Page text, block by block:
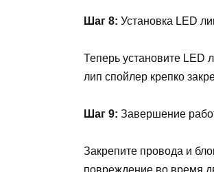
Шаг 8: Установка LED
Теперь установите LED
лип спойлер крепко
Шаг 9: Завершение
Закрепите провода и